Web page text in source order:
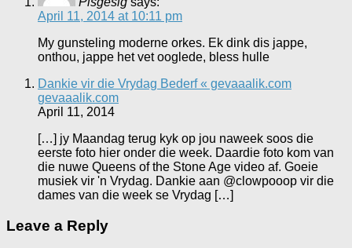
April 11, 2014 at 10:11 pm
My gunsteling moderne orkes. Ek dink dis jappe,
onthou, jappe het vet ooglede, bless hulle
Dankie vir die Vrydag Bederf « gevaaalik.com
gevaaalik.com
April 11, 2014
[…] jy Maandag terug kyk op jou naweek soos die
eerste foto hier onder die week. Daardie foto kom van
die nuwe Queens of the Stone Age video af. Goeie
musiek vir 'n Vrydag. Dankie aan @clowpooop vir die
dames van die week se Vrydag […]
Leave a Reply